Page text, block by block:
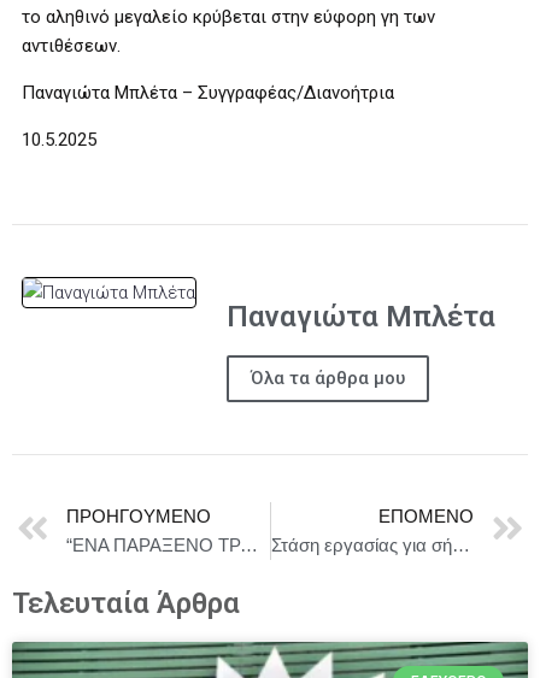
το αληθινό μεγαλείο κρύβεται στην εύφορη γη των
αντιθέσεων.
Παναγιώτα Μπλέτα – Συγγραφέας/Διανοήτρια
10.5.2025
Παναγιώτα Μπλέτα
Όλα τα άρθρα μου
ΠΡΟΗΓΟΎΜΕΝΟ
“ΕΝΑ ΠΑΡΑΞΕΝΟ ΤΡΑΓΟΥΔΙ” ΑΠΟ ΤΗΝ ΝΑΤΑΣΑ – ΦΑΙΗ ΚΟΣΜΙΔΟΥ ΚΑΙ ΤΟΝ ΠΑΝΤΕΛΗ ΚΥΡΑΜΑΡΓΙΟ
ΕΠΌΜΕΝΟ
Στάση εργασίας για σήμερα, το Συνδικάτο Αυτοκινητιστών Ταξί Αττικής
Τελευταία Άρθρα